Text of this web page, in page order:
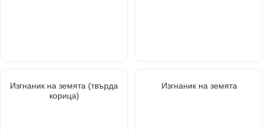
Изгнаник на земята (твърда
корица)
Изгнаник на земята